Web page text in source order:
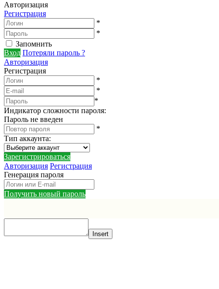
Авторизация
Регистрация
*
*
Запомнить
Вход Потеряли пароль ?
Авторизация
Регистрация
*
*
*
Индикатор сложности пароля:
Пароль не введен
*
Тип аккаунта:
Зарегистрироваться
Авторизация Регистрация
Генерация пароля
Получить новый пароль
Insert